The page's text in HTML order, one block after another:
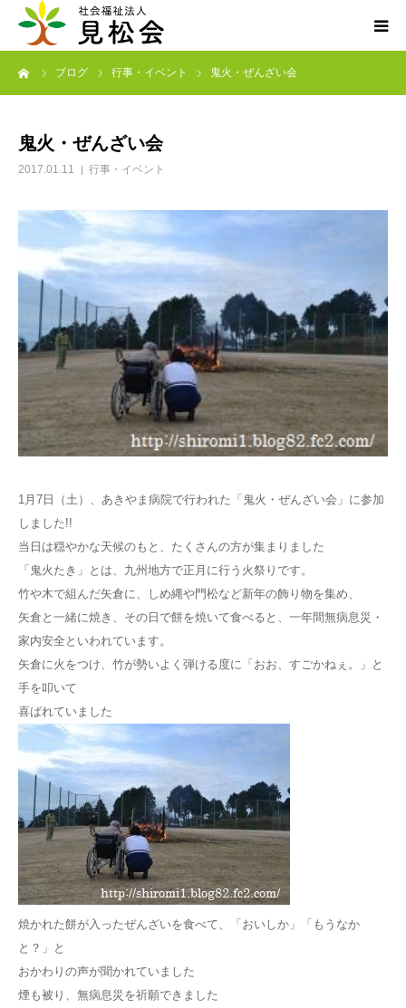
ブログ 行事・イベント 鬼火・ぜんざい会
鬼火・ぜんざい会
2017.01.11 行事・イベント
1月7日（土）、あきやま病院で行われた「鬼火・ぜんざい会」に参加
しました!!
当日は穏やかな天候のもと、たくさんの方が集まりました
「鬼火たき」とは、九州地方で正月に行う火祭りです。
竹や木で組んだ矢倉に、しめ縄や門松など新年の飾り物を集め、
矢倉と一緒に焼き、その日で餅を焼いて食べると、一年間無病息災・
家内安全といわれています。
矢倉に火をつけ、竹が勢いよく弾ける度に「おお、すごかねぇ。」と
手を叩いて
喜ばれていました
焼かれた餅が入ったぜんざいを食べて、「おいしか」「もうなか
と？」と
おかわりの声が聞かれていました
煙も被り、無病息災を祈願できました
ブログ
求人・ボランティア
お知らせ